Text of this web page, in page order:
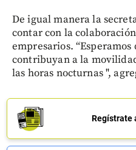
De igual manera la
contar con la
empresarios.
contribuyan a la
las horas nocturnas ",
Regístrate